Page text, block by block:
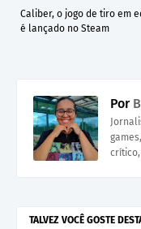
Caliber, o jogo de tiro em
é lançado no Steam
Por
TALVEZ VOCÊ GOSTE